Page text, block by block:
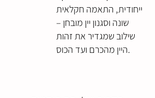
ייחודית, התאמה חקלאית
שונה וסגנון יין מובחן –
שילוב שמגדיר את זהות
היין מהכרם ועד הכוס.